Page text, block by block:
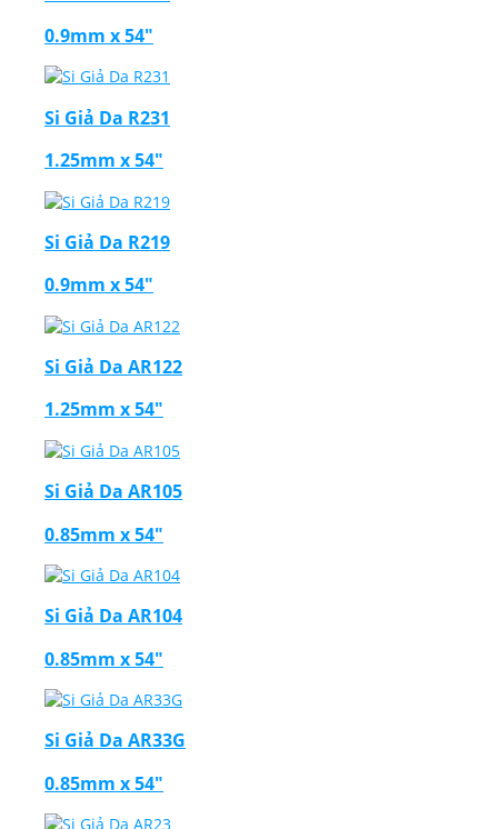
0.9mm x 54"
Si Giả Da R231
1.25mm x 54"
Si Giả Da R219
0.9mm x 54"
Si Giả Da AR122
1.25mm x 54"
Si Giả Da AR105
0.85mm x 54"
Si Giả Da AR104
0.85mm x 54"
Si Giả Da AR33G
0.85mm x 54"